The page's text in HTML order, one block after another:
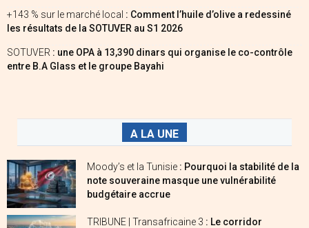
+143 % sur le marché local : Comment l’huile d’olive a redessiné
les résultats de la SOTUVER au S1 2026
SOTUVER : une OPA à 13,390 dinars qui organise le co-contrôle
entre B.A Glass et le groupe Bayahi
A LA UNE
Moody’s et la Tunisie : Pourquoi la stabilité de la
note souveraine masque une vulnérabilité
budgétaire accrue
TRIBUNE | Transafricaine 3 : Le corridor